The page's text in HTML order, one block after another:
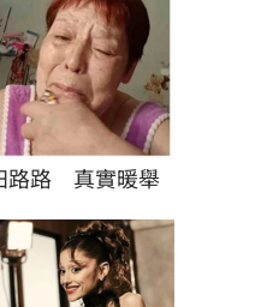
路路　真實暖舉